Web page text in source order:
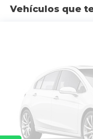
Vehículos que